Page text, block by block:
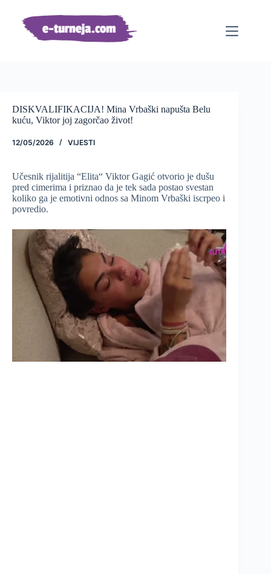
sadržaj
DISKVALIFIKACIJA! Mina Vrbaški napušta Belu
kuću, Viktor joj zagorčao život!
12/05/2026 VIJESTI
Učesnik rijalitija “Elita“ Viktor Gagić otvorio je dušu
pred cimerima i priznao da je tek sada postao svestan
koliko ga je emotivni odnos sa Minom Vrbaški iscrpeo i
povredio.